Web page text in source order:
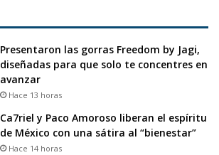
Presentaron las gorras Freedom by Jagi,
diseñadas para que solo te concentres en
avanzar
Hace 13 horas
Ca7riel y Paco Amoroso liberan el espíritu
de México con una sátira al “bienestar”
Hace 14 horas